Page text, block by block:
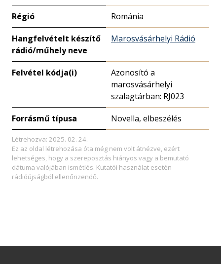
Régió Románia
Hangfelvételt készítő
rádió/műhely neve
Marosvásárhelyi Rádió
Felvétel kódja(i)
Azonosító a
marosvásárhelyi
szalagtárban: RJ023
Forrásmű típusa Novella, elbeszélés
Létrehozva: 2025. 02. 24.
Ez az oldal létrehozása óta még nem volt átnézve, ezért
lehetséges, hogy a szereposztás hiányos vagy a bemutató
dátuma valójában ismétlés. Kutatói használat esetén
rádióújságból ellenőrizendő.